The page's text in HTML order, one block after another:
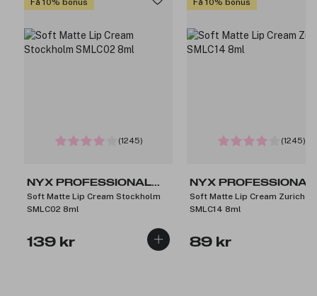
Få 10% bonus
(1245)
NYX PROFESSIONAL
MAKEUP
Soft Matte Lip Cream Stockholm
SMLC02 8ml
139 kr
Få 10% bonus
(1245)
NYX PROFESSIONAL
MAKEUP
Soft Matte Lip Cream Zurich
SMLC14 8ml
89 kr